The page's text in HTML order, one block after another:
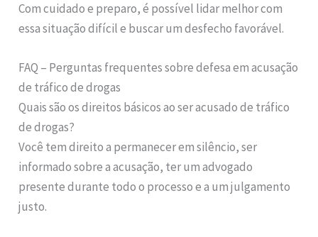
Com cuidado e preparo, é possível lidar melhor com
essa situação difícil e buscar um desfecho favorável.
FAQ – Perguntas frequentes sobre defesa em acusação
de tráfico de drogas
Quais são os direitos básicos ao ser acusado de tráfico
de drogas?
Você tem direito a permanecer em silêncio, ser
informado sobre a acusação, ter um advogado
presente durante todo o processo e a um julgamento
justo.